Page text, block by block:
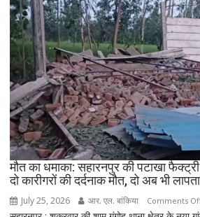
मौत का धमाका: सहारनपुर की पटाखा
दो कारीगरों की दर्दनाक मौत, दो अब भी लापता
July 25, 2026 आर. एल. बांकिया Comments